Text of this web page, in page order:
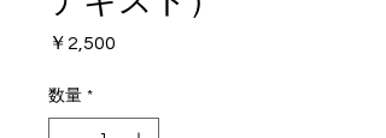
￥2,500
数量 *